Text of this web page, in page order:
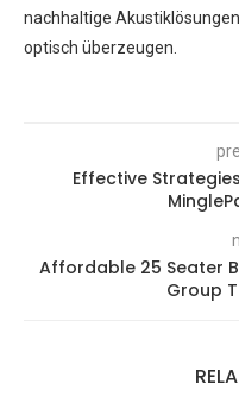
nachhaltige
optisch überzeugen.
Effective
Affordable 25 Seater
Group